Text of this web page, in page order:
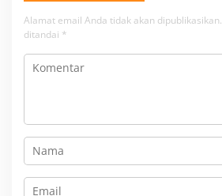
Alamat email Anda tidak akan dipublikasikan.
ditandai *